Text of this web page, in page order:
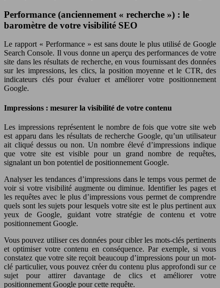
Performance (anciennement « recherche ») : le
baromètre de votre visibilité SEO
Le rapport « Performance » est sans doute le plus utilisé de Google
Search Console. Il vous donne un aperçu des performances de votre
site dans les résultats de recherche, en vous fournissant des données
sur les impressions, les clics, la position moyenne et le CTR, des
indicateurs clés pour évaluer et améliorer votre positionnement
Google.
Impressions : mesurer la visibilité de votre contenu
Les impressions représentent le nombre de fois que votre site web
est apparu dans les résultats de recherche Google, qu’un utilisateur
ait cliqué dessus ou non. Un nombre élevé d’impressions indique
que votre site est visible pour un grand nombre de requêtes,
signalant un bon potentiel de positionnement Google.
Analyser les tendances d’impressions dans le temps vous permet de
voir si votre visibilité augmente ou diminue. Identifier les pages et
les requêtes avec le plus d’impressions vous permet de comprendre
quels sont les sujets pour lesquels votre site est le plus pertinent aux
yeux de Google, guidant votre stratégie de contenu et votre
positionnement Google.
Vous pouvez utiliser ces données pour cibler les mots-clés pertinents
et optimiser votre contenu en conséquence. Par exemple, si vous
constatez que votre site reçoit beaucoup d’impressions pour un mot-
clé particulier, vous pouvez créer du contenu plus approfondi sur ce
sujet pour attirer davantage de clics et améliorer votre
positionnement Google pour cette requête.